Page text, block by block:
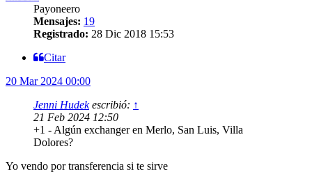
Payoneero
Mensajes: 19
Registrado: 28 Dic 2018 15:53
Citar
20 Mar 2024 00:00
Jenni Hudekescribió: ↑
21 Feb 2024 12:50
+1 - Algún exchanger en Merlo, San Luis, Villa
Dolores?
Yo vendo por transferencia si te sirve